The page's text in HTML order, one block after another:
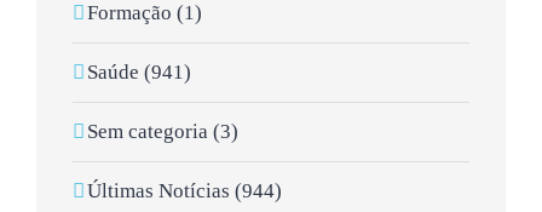
Formação (1)
Saúde (941)
Sem categoria (3)
Últimas Notícias (944)